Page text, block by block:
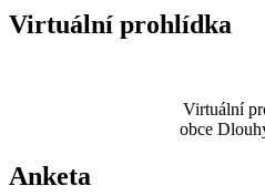
Virtuální prohlídka
Virtuální
obce
Anketa